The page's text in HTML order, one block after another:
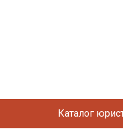
Каталог